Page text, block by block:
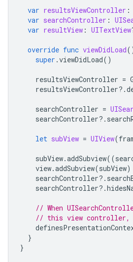
var resultsViewController :
var searchController :
var resultView : UITextView
override func viewDidLoad
super .viewDidLoad()
resultsViewController =
resultsViewController?.
searchController =
searchController?.
let subView = UIView(
subView.addSubview((
view.addSubview(subView)
searchController?.
searchController?.
// When
// this view controller,
}
}